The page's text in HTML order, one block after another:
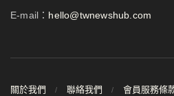
E-mail： hello@twnewshub.com
關於我們 聯絡我們 會員服務條